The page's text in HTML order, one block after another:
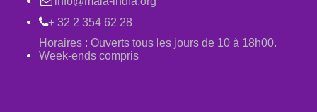
+ 32 2 354 62 28
Horaires : Ouverts tous les jours de 10 à 18h00.
Week-ends compris